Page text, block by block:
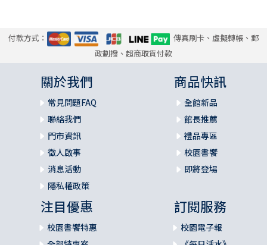
付款方式：
傳真刷卡、虛擬轉帳、郵
政劃撥、超商取貨付款
關於我們
常見問題FAQ
聯絡我們
門市資訊
徵人啟事
消息活動
隱私權政策
商品快訊
全館新品
館長推薦
禮品專區
校園書饗
即將登場
注目優惠
校園書饗特惠
訂閱服務
校園電子報